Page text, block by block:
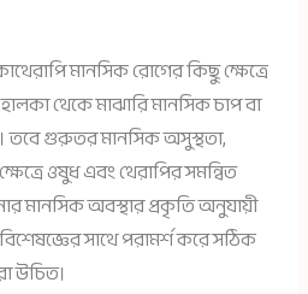
মানসিক রোগের কিছু ক্ষেত্রে
থেকে মাঝারি মানসিক চাপ বা
তবে গুরুতর মানসিক অসুস্থতা,
ওষুধ এবং থেরাপির সমন্বিত
মানসিক অবস্থার প্রকৃতি অনুযায়ী
সাথে পরামর্শ করে সঠিক
উচিত।